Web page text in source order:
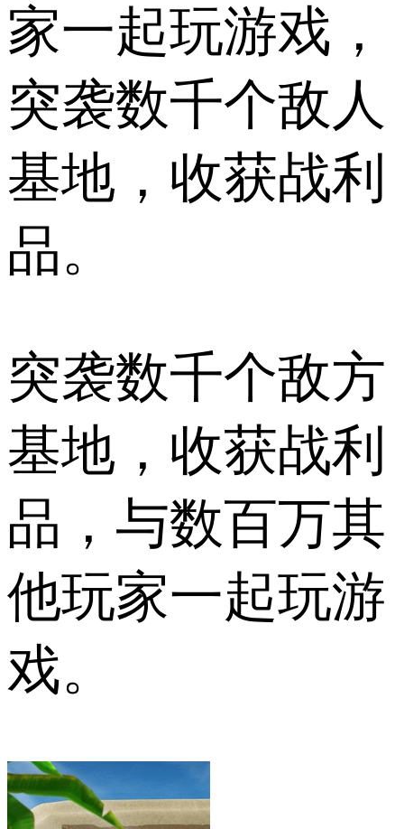
家一起玩游戏，
突袭数千个敌人
基地，收获战利
品。
突袭数千个敌方
基地，收获战利
品，与数百万其
他玩家一起玩游
戏。